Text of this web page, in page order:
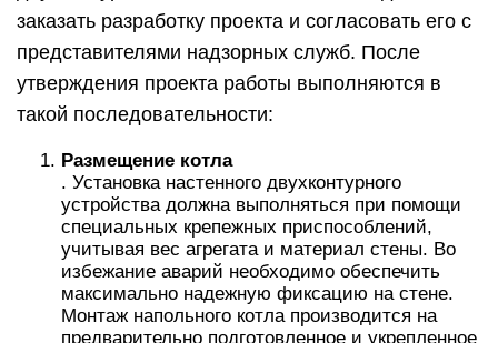
заказать разработку проекта и согласовать его с
представителями надзорных служб. После
утверждения проекта работы выполняются в
такой последовательности:
Размещение котла
. Установка настенного двухконтурного
устройства должна выполняться при помощи
специальных крепежных приспособлений,
учитывая вес агрегата и материал стены. Во
избежание аварий необходимо обеспечить
максимально надежную фиксацию на стене.
Монтаж напольного котла производится на
предварительно подготовленное и укрепленное